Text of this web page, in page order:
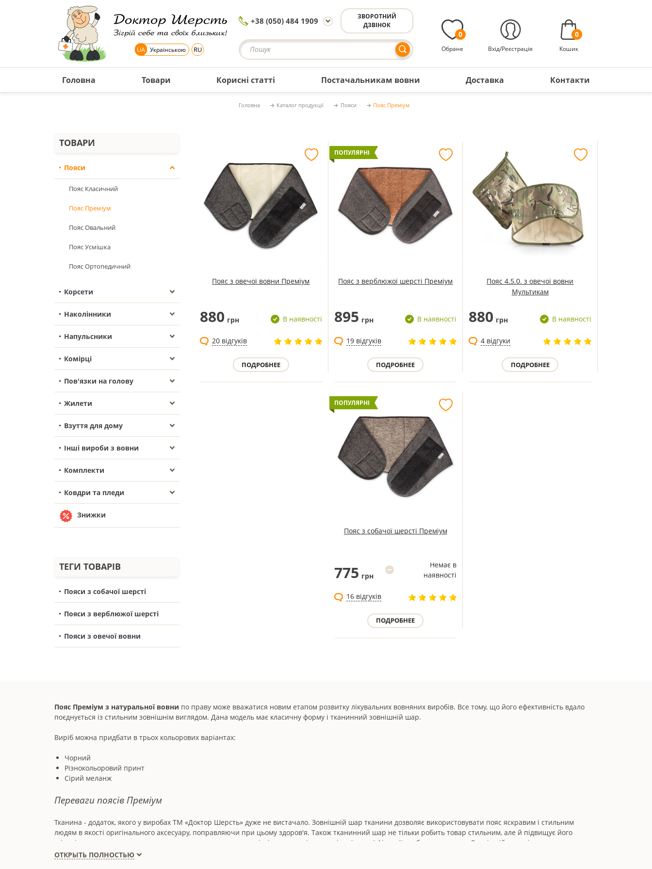
Пояс Преміум з натуральної вовни по праву може вважатися новим етапом розвитку лікувальних вовняних виробів. Все тому, що його ефективність вдало
поєднується із стильним зовнішнім виглядом. Дана модель має класичну форму і тканинний зовнішній шар.
Виріб можна придбати в трьох кольорових варіантах:
Чорний
Різнокольоровий принт
Сірий меланж
Переваги поясів Преміум
Тканина - додаток, якого у виробах ТМ «Доктор Шерсть» дуже не вистачало. Зовнішній шар тканини дозволяє використовувати пояс яскравим і стильним
людям в якості оригінального аксесуару, поправляючи при цьому здоров'я. Також тканинний шар не тільки робить товар стильним, але й підвищує його
щільність, за рахунок чого пояс стає придатним як для для зігрівання, так і для помірної легкої фіксації хребетного стовпа. Зовнішній матеріал не дозволяє
ворсу розтріпуватись, тому в процесі носіння бандажа на одязі залишається набагато менше ворсинок.
ОТКРЫТЬ ПОЛНОСТЬЮ
UA Українською RU
+38 (050) 484 1909
ЗВОРОТНИЙ
ДЗВІНОК
0
Обране Вхід/Реєстрація
0
Кошик
Головна Товари Корисні статті Постачальникам вовни Доставка Контакти
Головна Каталог продукції Пояси Пояс Преміум
ТОВАРИ
Пояси
Пояс Класичний
Пояс Преміум
Пояс Овальний
Пояс Усмішка
Пояс Ортопедичний
Корсети
Наколінники
Напульсники
Комірці
Пов'язки на голову
Жилети
Взуття для дому
Інші вироби з вовни
Комплекти
Ковдри та пледи
Знижки
ТЕГИ ТОВАРІВ
Пояси з собачої шерсті
Пояси з верблюжої шерсті
Пояси з овечої вовни
Пояс з овечої вовни Преміум
880 грн В наявності
20 відгуків
ПОДРОБНЕЕ
ПОПУЛЯРНІ
Пояс з верблюжої шерсті Преміум
895 грн В наявності
19 відгуків
ПОДРОБНЕЕ
Пояс 4.5.0. з овечої вовни
Мультикам
880 грн В наявності
4 відгуки
ПОДРОБНЕЕ
ПОПУЛЯРНІ
Пояс з собачої шерсті Преміум
775 грн
Немає в
наявності
16 відгуків
ПОДРОБНЕЕ